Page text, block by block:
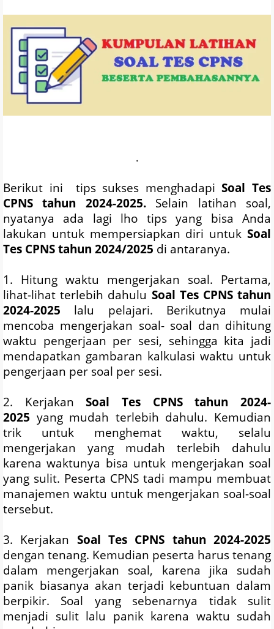
.
Berikut ini tips sukses menghadapiSoal Tes
CPNS tahun 2024-2025. Selain latihan soal,
nyatanya ada lagi lho tips yang bisa Anda
lakukan untuk mempersiapkan diri untuk Soal
Tes CPNS tahun 2024/2025 di antaranya.
1. Hitung waktu mengerjakan soal. Pertama,
lihat-lihat terlebih dahulu Soal Tes CPNS tahun
2024-2025 lalu pelajari. Berikutnya mulai
mencoba mengerjakan soal- soal dan dihitung
waktu pengerjaan per sesi, sehingga kita jadi
mendapatkan gambaran kalkulasi waktu untuk
pengerjaan per soal per sesi.
2. KerjakanSoal Tes CPNS tahun 2024-
2025 yang mudah terlebih dahulu. Kemudian
trik untuk menghemat waktu, selalu
mengerjakan yang mudah terlebih dahulu
karena waktunya bisa untuk mengerjakan soal
yang sulit. Peserta CPNS tadi mampu membuat
manajemen waktu untuk mengerjakan soal-soal
tersebut.
3. Kerjakan Soal Tes CPNS tahun 2024-2025
dengan tenang. Kemudian peserta harus tenang
dalam mengerjakan soal, karena jika sudah
panik biasanya akan terjadi kebuntuan dalam
berpikir. Soal yang sebenarnya tidak sulit
menjadi sulit lalu panik karena waktu sudah